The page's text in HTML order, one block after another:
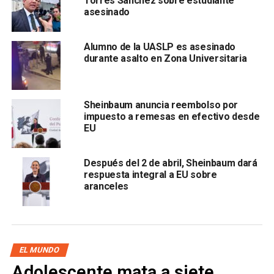
estadounidense llevado a cabo con drones en las
cercanías del Aeropuerto Internacional de Bagdad.
El ataque, que fue aprobado por Donald Trump, tení
como objetivo al general Soleimani, y dejó ocho muertos,
incluído al número dos de las Fuerzas de Movilización
Popular.
Con información deEl Universal.
También lee:
asesinato de Qassem Soleimani
ARTÍCULOS RELACIONADOS:
LÍDER IRANÍ
SIGUIENTE
para el 3 de mayo
NO TE PIERDAS
asesinado
Alumno de la UASLP es asesinado
durante asalto en Zona Universitaria
Sheinbaum anuncia reembolso por
impuesto a remesas en efectivo desde
EU
Después del 2 de abril, Sheinbaum dará
respuesta integral a EU sobre
aranceles
EL MUNDO